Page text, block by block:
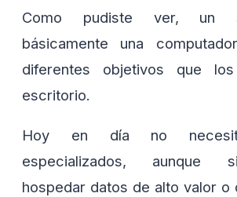
Como pudiste ver, un
básicamente una
diferentes objetivos que
escritorio.
Hoy en día no
especializados, aunque
hospedar datos de alto valor o